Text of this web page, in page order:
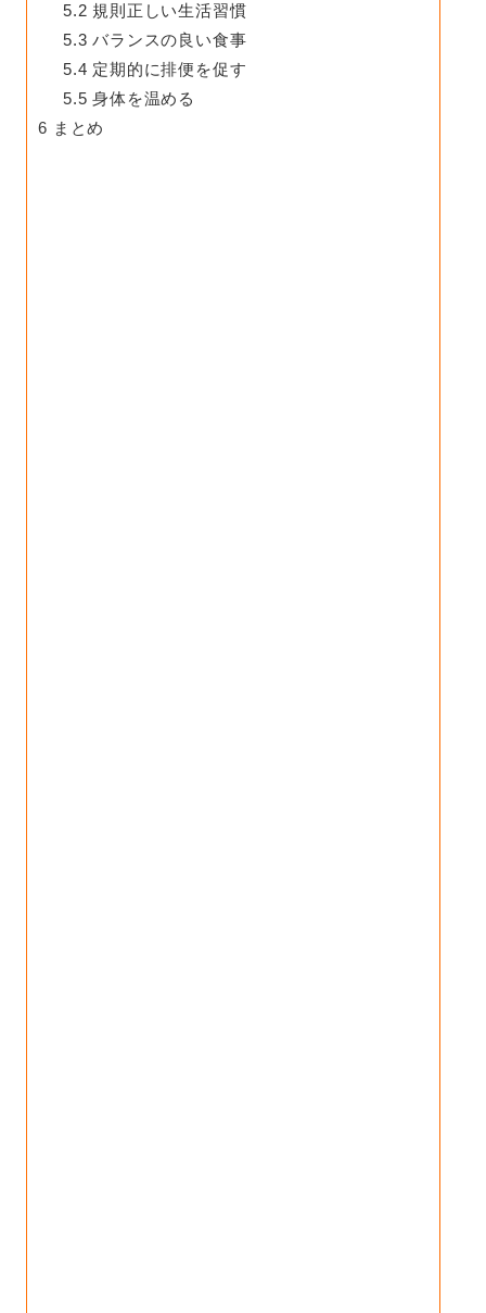
5.2 規則正しい生活習慣
5.3 バランスの良い食事
5.4 定期的に排便を促す
5.5 身体を温める
6 まとめ